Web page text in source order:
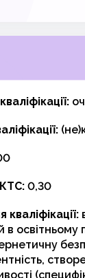
0,30
в